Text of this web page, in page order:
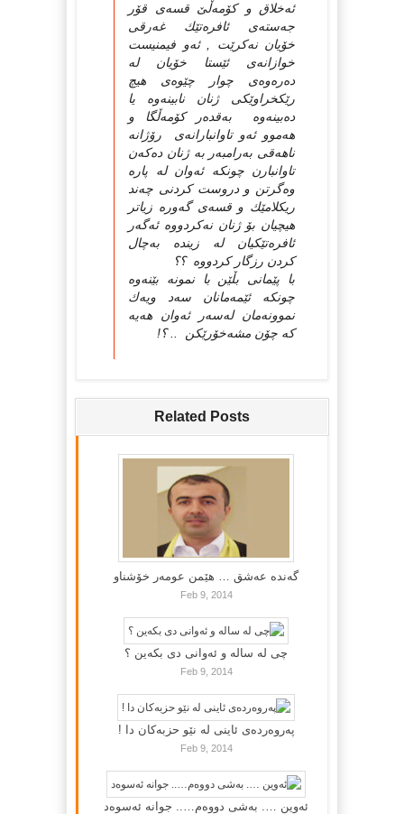
ئه‌خلاق و كۆمه‌ڵێ‌ قسه‌ی قۆر
جه‌سته‌ی ئافره‌تێك غه‌رقی
خۆیان نه‌كرێت , ئه‌و فیمنیست
خوازانه‌ی ئێستا خۆیان له‌
ده‌ره‌وه‌ی چوار چێوه‌ی هیچ
رێكخراوێكی ژنان نابینه‌وه‌ یا
ده‌بینه‌وه‌ به‌قده‌ر كۆمه‌ڵگا و
هه‌موو ئه‌و تاوانبارانه‌ی رۆژانه‌
ناهه‌قی به‌رامبه‌ر به‌ ژنان ده‌كه‌ن
تاوانبارن چونكه‌ ئه‌وان له‌ پاره‌
وه‌گرتن و دروست كردنی چه‌ند
ریكلامێك و قسه‌ی گه‌وره‌ زیاتر
هیچیان بۆ ژنان نه‌كردووه‌ ئه‌گه‌ر
ئافره‌تێكیان له‌ زینده‌ به‌چال
كردن رزگار كردووه‌ ؟؟
با پێمانی بڵێن با نمونه‌ بێنه‌وه‌
چونكه‌ ئێمه‌مانان سه‌د ویه‌ك
نموونه‌مان له‌سه‌ر ئه‌وان هه‌یه‌
كه‌ چۆن مشه‌خۆرێكن .. ؟!
Related Posts
گه‌نده‌ عه‌شق … هێمن عومه‌ر خۆشناو
Feb 9, 2014
چی لە سالە و ئەوانی دی بكەین ؟
Feb 9, 2014
پەروەردەی ئاینی لە نێو حزبەکان دا !
Feb 9, 2014
ئەوین …. بەشی دووەم….. جوانە ئەسوەد